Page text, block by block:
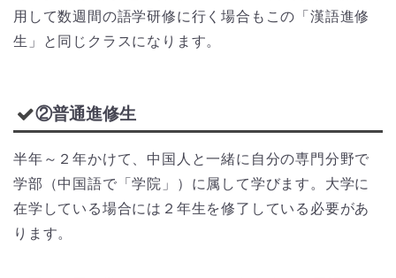
用して数週間の語学研修に行く場合もこの「漢語進修
生」と同じクラスになります。
②普通進修生
半年～２年かけて、中国人と一緒に自分の専門分野で
学部（中国語で「学院」）に属して学びます。大学に
在学している場合には２年生を修了している必要があ
ります。